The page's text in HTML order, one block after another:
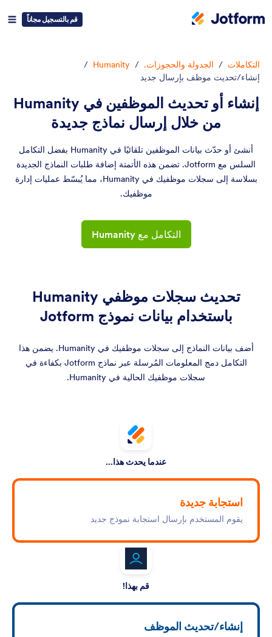
قم بالتسجيل مجاناً
التكاملات / الجدولة والحجوزات. /
Humanity
/
إنشاء/تحديث موظف بإرسال جديد
إنشاء أو تحديث الموظفين في Humanity
من خلال إرسال نماذج جديدة
أنشئ أو حدّث بيانات الموظفين تلقائيًا في Humanity بفضل التكامل
السلس مع Jotform. تضمن هذه الأتمتة إضافة طلبات النماذج الجديدة
بسلاسة إلى سجلات موظفيك في Humanity، مما يُبسّط عمليات إدارة
موظفيك.
التكامل مع Humanity
تحديث سجلات موظفي Humanity
باستخدام بيانات نموذج Jotform
أضف بيانات النماذج إلى سجلات موظفيك في Humanity. يضمن هذا
التكامل دمج المعلومات المُرسلة عبر نماذج Jotform بكفاءة في
سجلات موظفيك الحالية في Humanity.
عندما يحدث هذا...
استجابة جديدة
يقوم المستخدم بإرسال استجابة نموذج جديد
قم بهذا!
إنشاء/تحديث الموظف